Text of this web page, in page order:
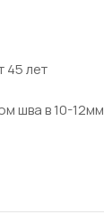
45 лет
шва в 10-12мм